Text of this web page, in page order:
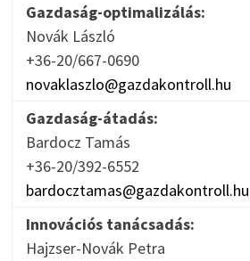
Gazdaság-optimalizálás:
Novák László
+36-20/667-0690
novaklaszlo@gazdakontroll.hu
Gazdaság-átadás:
Bardocz Tamás
+36-20/392-6552
bardocztamas@gazdakontroll.hu
Innovációs tanácsadás:
Hajzser-Novák Petra